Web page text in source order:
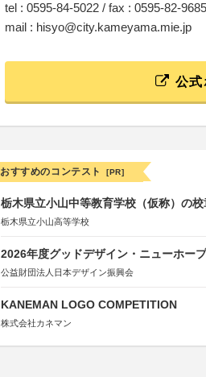
tel : 0595-84-5022 / fax : 0595-82-9685
mail : hisyo@city.kameyama.mie.jp
公
おすすめのコンテスト [PR]
栃木県立小山中等教育学校（仮称）の
栃木県立小山高等学校
2026年度グッドデザイン・ニューホー
公益財団法人日本デザイン振興会
KANEMAN LOGO COMPETITION
株式会社カネマン